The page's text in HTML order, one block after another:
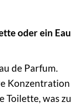
oder ein Eau
de Parfum.
Konzentration
Toilette, was zu